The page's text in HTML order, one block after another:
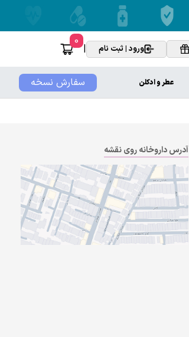
ورود | ثبت نام |
0
سفارش نسخه عطر و ادکلن
آدرس داروخانه روی نقشه